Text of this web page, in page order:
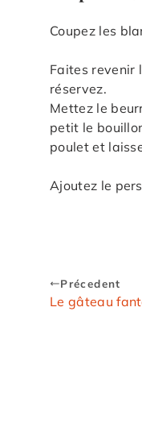
Coupez les
Faites revenir
réservez.
Mettez le
petit le
poulet et
Ajoutez le
Précedent
Le gâteau